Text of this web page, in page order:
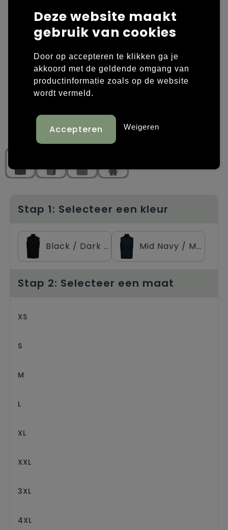
Laptop hoezen en tassen
Overige tassen
Papieren tassen
Promotietassen
Reistassen
Rugzakken
Tassen voor sport
Trolleys
Overige kleding
Polo's
Sweaters bedrukken
T-shirts bedrukken
Vesten bedrukken
Schoenen bedrukken
Stap 1: Selecteer een kleur
Black / Dark Grey Heather Mid Navy / Midnight Navy Heather
Stap 2: Selecteer een maat
XS
S
M
L
XL
XXL
3XL
4XL
Deze website maakt
gebruik van cookies
Door op accepteren te klikken ga je
akkoord met de geldende omgang van
productinformatie zoals op de website
wordt vermeld.
Weigeren